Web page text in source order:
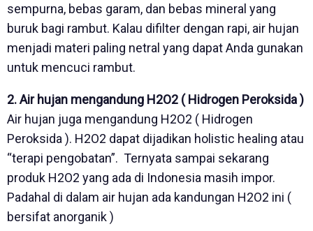
sempurna, bebas garam, dan bebas mineral yang
buruk bagi rambut. Kalau difilter dengan rapi, air hujan
menjadi materi paling netral yang dapat Anda gunakan
untuk mencuci rambut.
2. Air hujan mengandung H2O2 ( Hidrogen Peroksida )
Air hujan juga mengandung H2O2 ( Hidrogen
Peroksida ). H2O2 dapat dijadikan holistic healing atau
“terapi pengobatan”. Ternyata sampai sekarang
produk H2O2 yang ada di Indonesia masih impor.
Padahal di dalam air hujan ada kandungan H2O2 ini (
bersifat anorganik )